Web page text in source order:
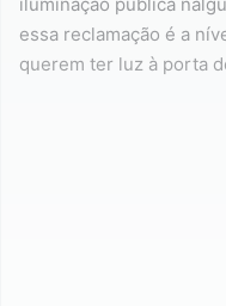
essa reclamação é a
querem ter luz à porta